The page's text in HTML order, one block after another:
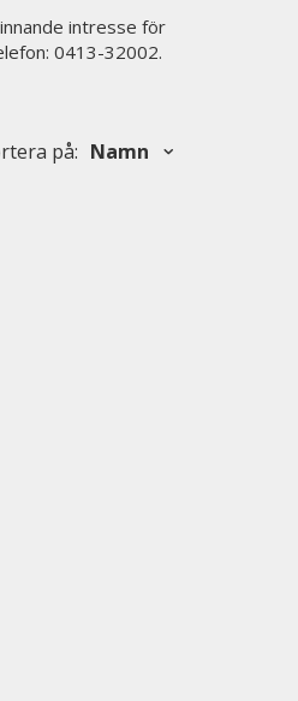
intresse för
0413-32002.
på: Namn